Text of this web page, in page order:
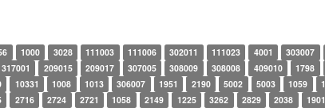
1000 3028 111003 111006 302011 111023 4001 303007
317001 209015 209017 307005 308009 308008 409010 1798
10331 1008 1013 306007 1951 2190 5002 5003 1059
2716 2724 2721 1058 2149 1225 3262 2829 2038 1901